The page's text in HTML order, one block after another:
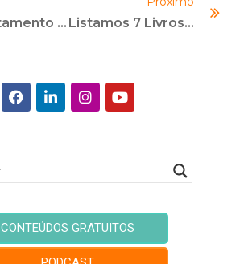
Comportamento Antiético: Saiba Como Identificar E O Que Fazer Listamos 7 Livros De Compliance Incríveis
CONTEÚDOS GRATUITOS